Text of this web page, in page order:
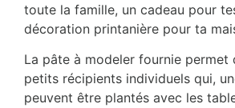
toute la famille, un cadeau pour
décoration printanière pour ta
La pâte à modeler fournie permet
petits récipients individuels qui,
peuvent être plantés avec les